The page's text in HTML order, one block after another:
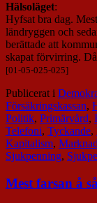
Hälsoläget:
Hyfsat bra dag.
ländryggen och
berättade att
skapat förvirring.
[01-05-025-025]
Publicerat i
Försäkringskassan,
Politik, Primärvård,
Telefoni, Tyckande,
Kapitalism,
Sjukpenning,
Mest farsan å